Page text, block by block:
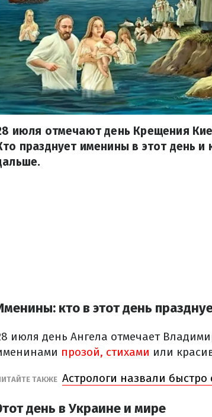
июля отмечают день Крещения
празднует именины в этот день
кто в этот день
июля день Ангела отмечает
прозой, стихами или
ТАКЖЕ Астрологи назвали
день в Украине и мире